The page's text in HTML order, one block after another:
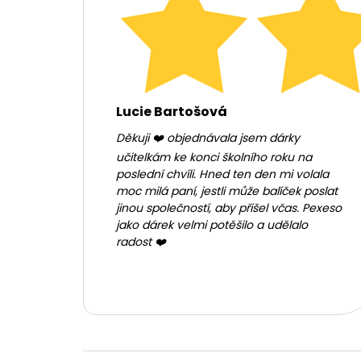
Lucie Bartošová
Děkuji ❤️ objednávala jsem dárky
učitelkám ke konci školního roku na
poslední chvíli. Hned ten den mi volala
moc milá paní, jestli může balíček poslat
jinou společností, aby přišel včas. Pexeso
jako dárek velmi potěšilo a udělalo
radost ❤️